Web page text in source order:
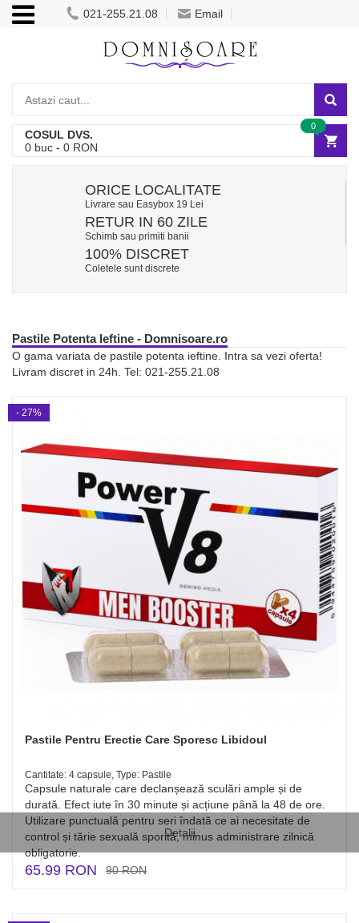
021-255.21.08 Email
COSUL DVS.
0 buc - 0 RON
0
ORICE LOCALITATE
Livrare sau Easybox 19 Lei
RETUR IN 60 ZILE
Schimb sau primiti banii
100% DISCRET
Coletele sunt discrete
Pastile Potenta Ieftine - Domnisoare.ro
O gama variata de pastile potenta ieftine. Intra sa vezi oferta!
Livram discret in 24h. Tel: 021-255.21.08
Detalii
Pastile Pentru Erectie Care Sporesc Libidoul
Cantitate: 4 capsule, Type: Pastile
Capsule naturale care declanșează sculări ample și de
durată. Efect iute în 30 minute și acțiune până la 48 de ore.
Utilizare punctuală pentru seri îndată ce ai necesitate de
control și tărie sexuală sporită, minus administrare zilnică
obligatorie.
65.99 RON 90 RON
- 27%